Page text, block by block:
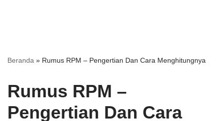
Beranda » Rumus RPM – Pengertian Dan Cara Menghitungnya
Rumus RPM –
Pengertian Dan Cara